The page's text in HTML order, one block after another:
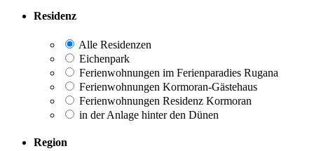
Residenz
Alle Residenzen
Eichenpark
Ferienwohnungen im Ferienparadies Rugana
Ferienwohnungen Kormoran-Gästehaus
Ferienwohnungen Residenz Kormoran
in der Anlage hinter den Dünen
Region